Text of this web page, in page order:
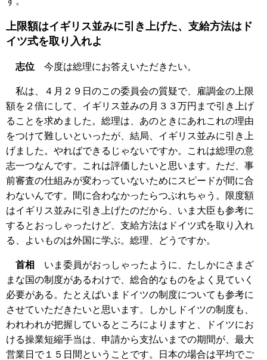
上限額はイギリス並みに引き上げた、支給方法はド
イツ式を取り入れよ
志位 今度は総理にお答えいただきたい。
私は、４月２９日のこの委員会の質疑で、雇調金の上限
額を２倍にして、イギリス並みの月３３万円まで引き上げ
ることを求めました。総理は、あのときにあれこれの理由
をつけて難しいといったが、結局、イギリス並みに引き上
げました。やればできるじゃないですか。これは総理の意
志一つなんです。これは評価したいと思います。ただ、事
前審査の仕組みが変わっていないためにスピードが間に合
わないんです。間に合わなかったらつぶれちゃう。限度額
はイギリス並みに引き上げたのだから、いま大臣も参考に
するとおっしゃったけど、支給方法はドイツ式を取り入れ
る、よいものは外国に学ぶ。総理、どうですか。
首相
いま委員がおっしゃったように、たしかにさまざ
まな国の制度があるわけで、総合的なものをよく見ていく
必要がある。たとえばいまドイツの制度についても参考に
させていただきたいと思います。しかしドイツの制度も、
われわれが把握しているところによりますと、ドイツにお
ける操業短縮手当は、申請から支払いまでの期間が、最大
営業日で１５日間ということです。日本の場合は平均でご